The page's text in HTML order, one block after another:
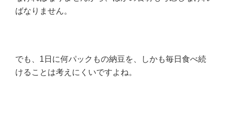
ばなりません。
でも、1日に何パックもの納豆を、しかも毎日食べ続
けることは考えにくいですよね。